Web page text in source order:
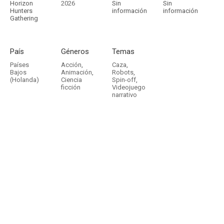
Horizon
Hunters
Gathering
2026
Sin
información
Sin
información
País
Países
Bajos
(Holanda)
Géneros
Acción,
Animación,
Ciencia
ficción
Temas
Caza,
Robots,
Spin-off,
Videojuego
narrativo